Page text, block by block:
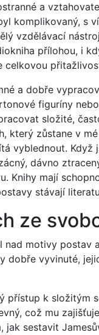
a
komplikovaný, s
vzdělávací
přílohou, i
celkovou
a dobře
figuríny
složité,
který zůstane v
vyblednout. Když
dávno
Knihy mají
stávají
ze
nad motivy postav
dobře vyvinuté,
přístup k složitým
což mu
jak sestavit